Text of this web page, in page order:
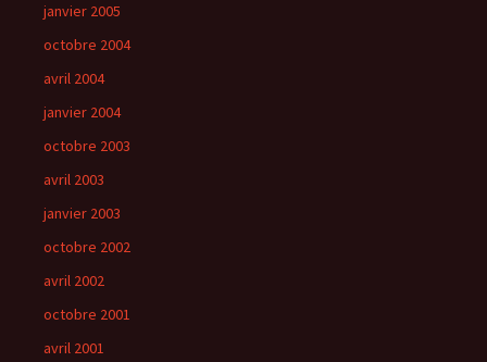
janvier 2005
octobre 2004
avril 2004
janvier 2004
octobre 2003
avril 2003
janvier 2003
octobre 2002
avril 2002
octobre 2001
avril 2001